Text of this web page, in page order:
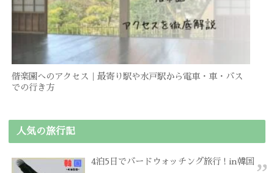
偕楽園へのアクセス｜最寄り駅や水戸駅から電車・車・バス
での行き方
人気の旅行記
4泊5日でバードウォッチング旅行 ! in韓国